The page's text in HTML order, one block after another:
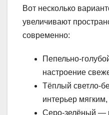
Вот несколько
увеличивают
современно:
Пепельно-
настроение
Тёплый светло-
интерьер
Серо-зелёный —